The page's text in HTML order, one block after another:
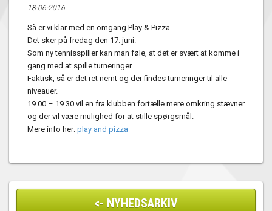
18-06-2016
Så er vi klar med en omgang Play & Pizza.
Det sker på fredag den 17. juni.
Som ny tennisspiller kan man føle, at det er svært at komme i
gang med at spille turneringer.
Faktisk, så er det ret nemt og der findes turneringer til alle
niveauer.
19.00 – 19.30 vil en fra klubben fortælle mere omkring stævner
og der vil være mulighed for at stille spørgsmål.
Mere info her: play and pizza
<- NYHEDSARKIV